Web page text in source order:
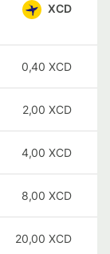
XCD
0,40 XCD
2,00 XCD
4,00 XCD
8,00 XCD
20,00 XCD